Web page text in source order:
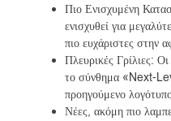
Πιο Ενισχυμένη
ενισχυθεί για
πιο ευχάριστες στην
Πλευρικές Γρίλιες:
το σύνθημα «Next-
προηγούμενο
Νέες, ακόμη πιο